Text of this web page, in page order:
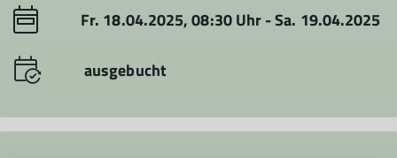
Fr. 18.04.2025, 08:30 Uhr - Sa. 19.04.2025
ausgebucht